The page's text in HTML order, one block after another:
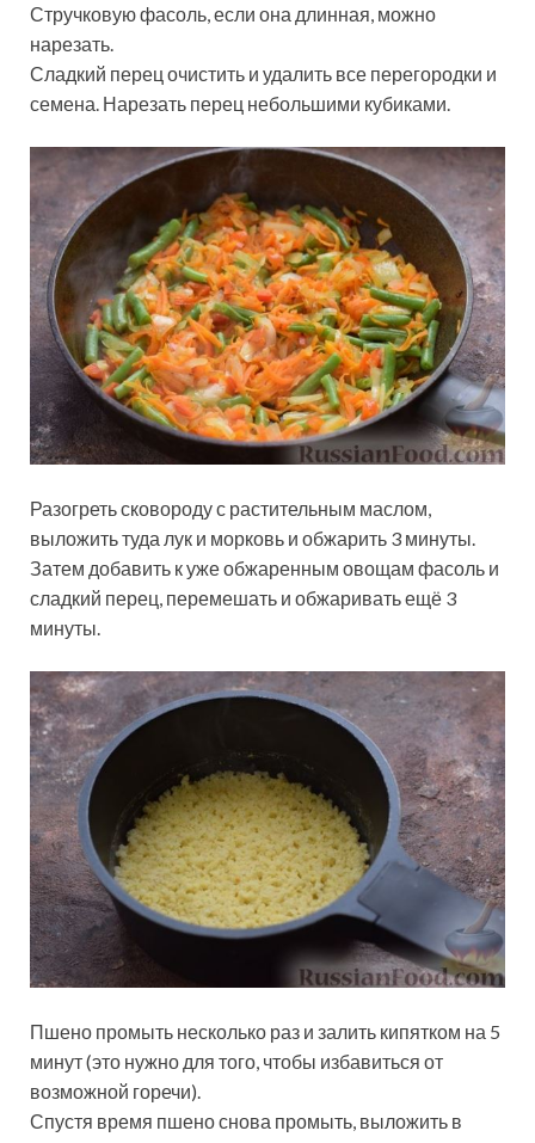
Стручковую фасоль, если она длинная, можно
нарезать.
Сладкий перец очистить и удалить все перегородки и
семена. Нарезать перец небольшими кубиками.
Разогреть сковороду с растительным маслом,
выложить туда лук и морковь и обжарить 3 минуты.
Затем добавить к уже обжаренным овощам фасоль и
сладкий перец, перемешать и обжаривать ещё 3
минуты.
Пшено промыть несколько раз и залить кипятком на 5
минут (это нужно для того, чтобы избавиться от
возможной горечи).
Спустя время пшено снова промыть, выложить в